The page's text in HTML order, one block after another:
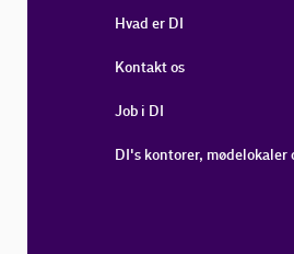
Hvad er DI
Kontakt os
Job i DI
DI's kontorer, mødelokaler